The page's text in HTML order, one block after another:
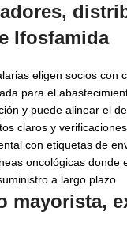
Ifosfamida
eligen socios
para el
y puede alinear el
claros y
con etiquetas de
oncológicas donde
a largo plazo
mayorista,